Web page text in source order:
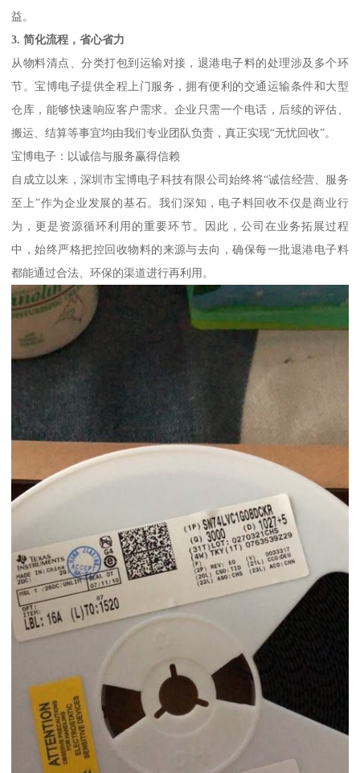
益。
3. 简化流程，省心省力
从物料清点、分类打包到运输对接，退港电子料的处理涉及多个环
节。宝博电子提供全程上门服务，拥有便利的交通运输条件和大型
仓库，能够快速响应客户需求。企业只需一个电话，后续的评估、
搬运、结算等事宜均由我们专业团队负责，真正实现“无忧回收”。
宝博电子：以诚信与服务赢得信赖
自成立以来，深圳市宝博电子科技有限公司始终将“诚信经营、服务
至上”作为企业发展的基石。我们深知，电子料回收不仅是商业行
为，更是资源循环利用的重要环节。因此，公司在业务拓展过程
中，始终严格把控回收物料的来源与去向，确保每一批退港电子料
都能通过合法、环保的渠道进行再利用。